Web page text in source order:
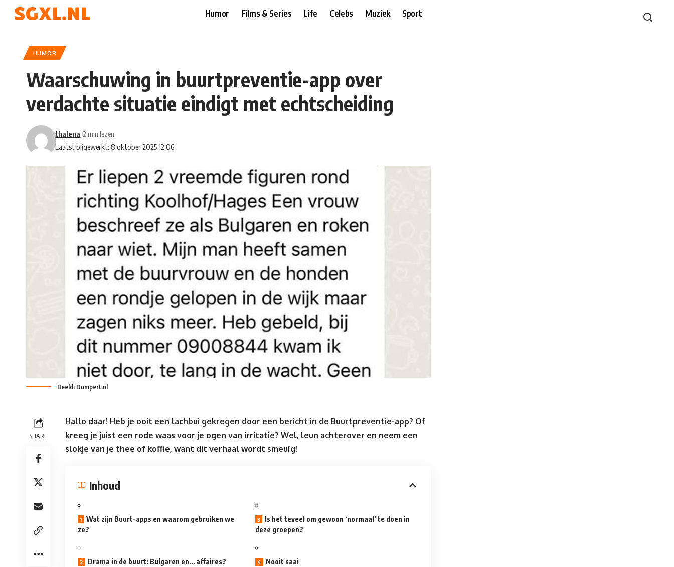
Humor Films & Series Life Celebs Muziek Sport
HUMOR
Waarschuwing in buurtpreventie-app over
verdachte situatie eindigt met echtscheiding
Laatst bijgewerkt: 8 oktober 2025 12:06
thalena 2 min lezen
Beeld: Dumpert.nl
SHARE
Hallo daar! Heb je ooit een lachbui gekregen door een bericht in de Buurtpreventie-app? Of
kreeg je juist een rode waas voor je ogen van irritatie? Wel, leun achterover en neem een
slokje van je thee of koffie, want dit verhaal wordt smeuïg!
Inhoud
Wat zijn Buurt-apps en waarom gebruiken we
ze?
Drama in de buurt: Bulgaren en… affaires?
Is het teveel om gewoon ‘normaal’ te doen in
deze groepen?
Nooit saai